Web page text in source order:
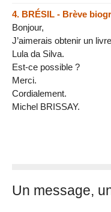
4. BRÉSIL - Brève
Bonjour,
J’aimerais obtenir un
Lula da Silva.
Est-ce possible ?
Merci.
Cordialement.
Michel BRISSAY.
Un message,